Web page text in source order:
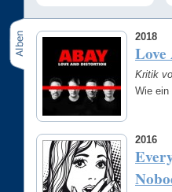
2018
Kritik
Wie ein
2016